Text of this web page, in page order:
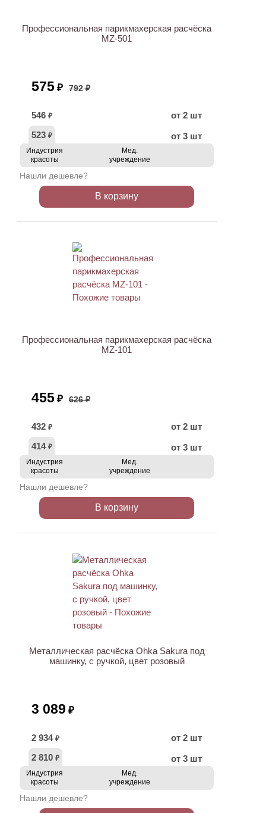
Профессиональная парикмахерская расчёска
MZ-501
575 ₽ 792 ₽
546 ₽
от 2 шт
523 ₽ от 3 шт
Индустрия
красоты
Мед.
учреждение
Нашли дешевле?
В корзину
Профессиональная парикмахерская расчёска
MZ-101
455 ₽ 626 ₽
432 ₽
от 2 шт
414 ₽ от 3 шт
Индустрия
красоты
Мед.
учреждение
Нашли дешевле?
В корзину
Металлическая расчёска Ohka Sakura под
машинку, с ручкой, цвет розовый
3 089 ₽
2 934 ₽
от 2 шт
2 810 ₽ от 3 шт
Индустрия
красоты
Мед.
учреждение
Нашли дешевле?